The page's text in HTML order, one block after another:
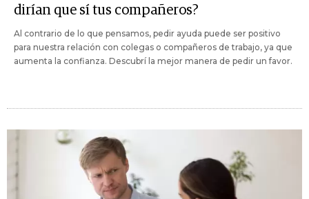
dirían que sí tus compañeros?
Al contrario de lo que pensamos, pedir ayuda puede ser positivo
para nuestra relación con colegas o compañeros de trabajo, ya que
aumenta la confianza. Descubrí la mejor manera de pedir un favor.